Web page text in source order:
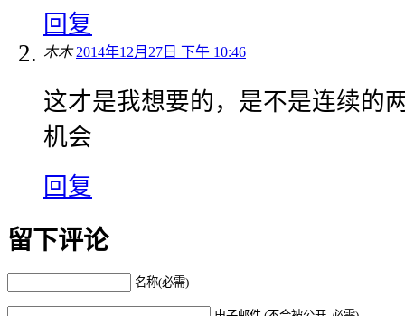
回复
木木 2014年12月27日 下午 10:46
这才是我想要的，是不是连续的
机会
回复
留下评论
名称(必需)